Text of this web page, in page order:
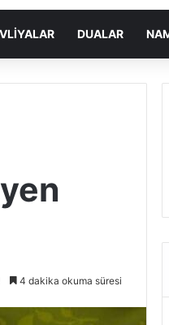
DUALAR
4 dakika okuma süresi